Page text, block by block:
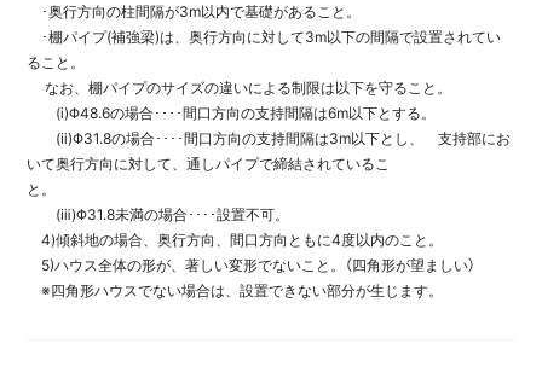
･奥行方向の柱間隔が3m以内で基礎があること。
･棚パイプ(補強梁)は、奥行方向に対して3m以下の間隔で設置されてい
ること。
なお、棚パイプのサイズの違いによる制限は以下を守ること。
(ⅰ)Φ48.6の場合････間口方向の支持間隔は6m以下とする。
(ⅱ)Φ31.8の場合････間口方向の支持間隔は3m以下とし、 支持部にお
いて奥行方向に対して、通しパイプで締結されているこ
と。
(ⅲ)Φ31.8未満の場合････設置不可。
4)傾斜地の場合、奥行方向、間口方向ともに4度以内のこと。
5)ハウス全体の形が、著しい変形でないこと。（四角形が望ましい）
※四角形ハウスでない場合は、設置できない部分が生じます。